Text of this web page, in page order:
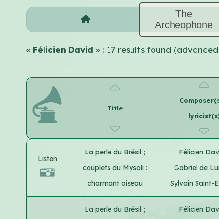
The
Archeophone
«Félicien David » : 17 results found
Title
Listen
La perle du Brésil ;
couplets du Mysoli :
charmant oiseau
Félicien
Gabriel de
Sylvain Saint-
La perle du Brésil ; Félicien